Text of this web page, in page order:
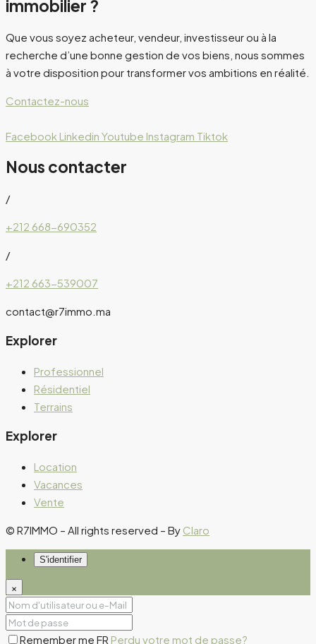
immobilier ?
Que vous soyez acheteur, vendeur, investisseur ou à la
recherche d’une bonne gestion de vos biens, nous sommes
à votre disposition pour transformer vos ambitions en réalité.
Contactez-nous
Facebook Linkedin Youtube Instagram Tiktok
Nous contacter
/
+212 668-690352
/
+212 663-539007
contact@r7immo.ma
Explorer
Professionnel
Résidentiel
Terrains
Explorer
Location
Vacances
Vente
© R7IMMO – All rights reserved – By Claro
S'identifier
×
Remember me FR Perdu votre mot de passe?